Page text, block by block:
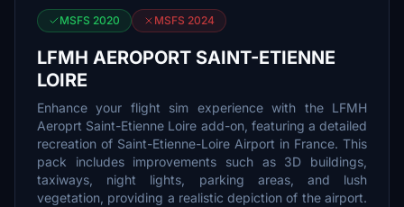
MSFS 2020 MSFS 2024
LFMH AEROPORT SAINT-ETIENNE
LOIRE
Enhance your flight sim experience with the LFMH
Aeroprt Saint-Etienne Loire add-on, featuring a detailed
recreation of Saint-Etienne-Loire Airport in France. This
pack includes improvements such as 3D buildings,
taxiways, night lights, parking areas, and lush
vegetation, providing a realistic depiction of the airport.